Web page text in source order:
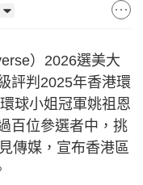
）2026選美大
評判2025年香港環
球小姐冠軍姚祖恩
百位參選者中，挑
傳媒，宣布香港區